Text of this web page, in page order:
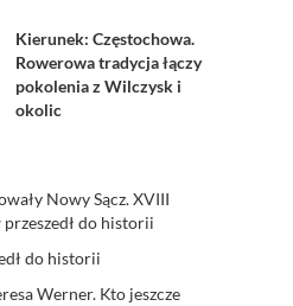
Kierunek: Częstochowa.
Rowerowa tradycja łączy
pokolenia z Wilczysk i
okolic
Nowy Sącz. XVIII
do historii
do historii
Werner. Kto jeszcze